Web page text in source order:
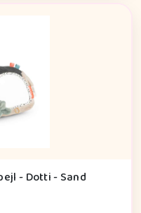
- Dotti - Sand